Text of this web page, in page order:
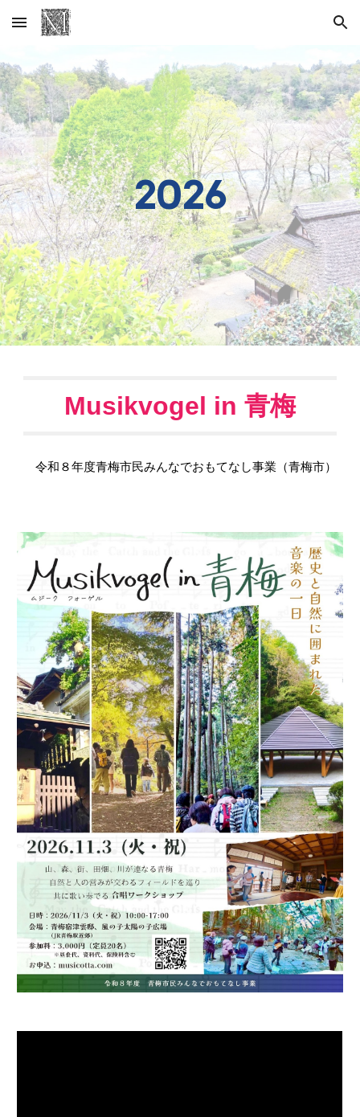
Skip to main content Skip to navigation
2026
Musikvogel in 青梅
令和８年度青梅市民みんなでおもてなし事業（青梅市）